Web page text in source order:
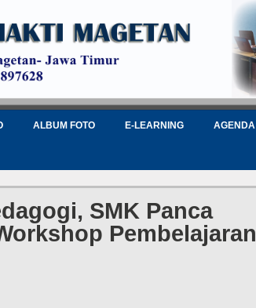
ALBUM FOTO E-LEARNING AGENDA
SMK Panca
Pembelajaran